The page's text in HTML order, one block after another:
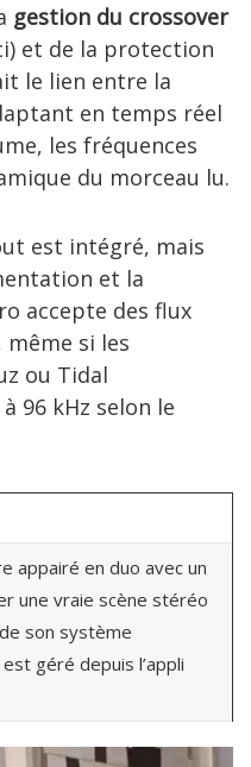
gestion du crossover
et de la protection
le lien entre la
en temps réel
les fréquences
du morceau lu.
est intégré, mais
et la
accepte des flux
même si les
ou Tidal
96 kHz selon le
appairé en duo avec un
une vraie scène stéréo
son système
géré depuis l’appli